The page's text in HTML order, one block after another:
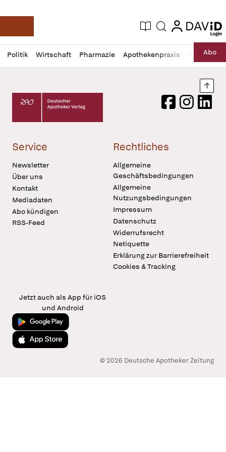
Deutsche Apotheker Zeitung
Aktuelle Ausgabe
Suche login
login
Politik Wirtschaft Pharmazie Apothekenpraxis RechtAbo
Profil
öffnen
Daz
Pur
Deutscher Apotheker Verlag Logo
FacebookInstagram
Service
Newsletter
Über uns
Kontakt
Mediadaten
Abo kündigen
RSS-Feed
Rechtliches
Allgemeine
Geschäftsbedingungen
Allgemeine
Nutzungsbedingungen
Impressum
Datenschutz
Widerrufsrecht
Netiquette
Erklärung zur Barrierefreiheit
Cookies & Tracking
Jetzt auch als App für iOS
und Android
Jetzt bei Google Play
Laden im App Store
© 2026 Deutsche Apotheker Zeitung